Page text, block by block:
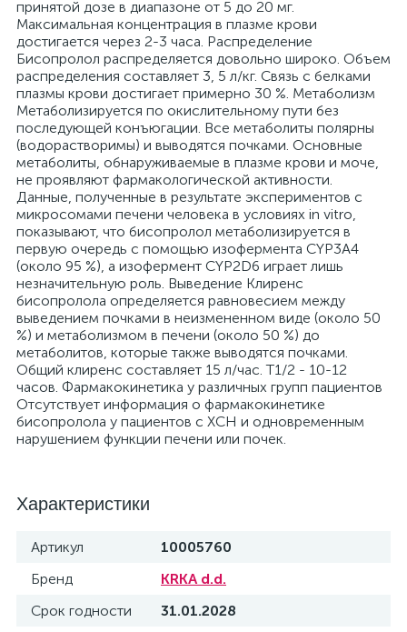
принятой дозе в диапазоне от 5 до 20 мг.
Максимальная концентрация в плазме крови
достигается через 2-3 часа. Распределение
Бисопролол распределяется довольно широко. Объем
распределения составляет 3, 5 л/кг. Связь с белками
плазмы крови достигает примерно 30 %. Метаболизм
Метаболизируется по окислительному пути без
последующей конъюгации. Все метаболиты полярны
(водорастворимы) и выводятся почками. Основные
метаболиты, обнаруживаемые в плазме крови и моче,
не проявляют фармакологической активности.
Данные, полученные в результате экспериментов с
микросомами печени человека в условиях in vitro,
показывают, что бисопролол метаболизируется в
первую очередь с помощью изофермента CYP3A4
(около 95 %), а изофермент CYP2D6 играет лишь
незначительную роль. Выведение Клиренс
бисопролола определяется равновесием между
выведением почками в неизмененном виде (около 50
%) и метаболизмом в печени (около 50 %) до
метаболитов, которые также выводятся почками.
Общий клиренс составляет 15 л/час. T1/2 - 10-12
часов. Фармакокинетика у различных групп пациентов
Отсутствует информация о фармакокинетике
бисопролола у пациентов с ХСН и одновременным
нарушением функции печени или почек.
Характеристики
Артикул
10005760
Бренд
KRKA d.d.
Срок годности
31.01.2028